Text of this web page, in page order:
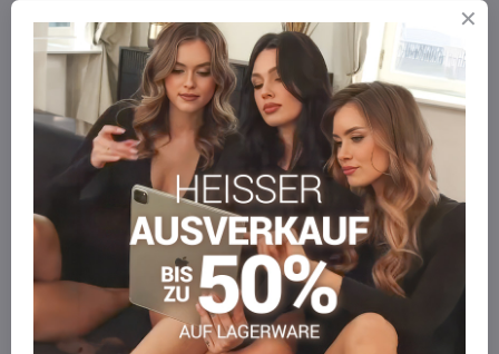
Schnell und direkt nach Hause.
SICHERE ZAHLUNGEN
Gesicherte Online-Zahlungen
Ware auf Lager
Wir versenden sofort
Werden Sie Teil von everlady
Werden Sie Teil von everlady und genießen Sie einen5 %
Mitgliedervorteilbei jedem Einkauf.
Der Vorteil wird automatisch im Warenkorb angewendet.
Möchten Sie mehr bestellen, als wir
auf Lager haben?